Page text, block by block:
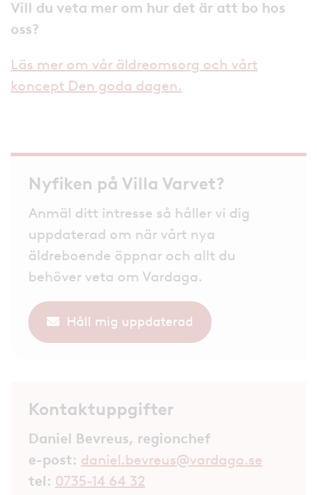
Vill du veta mer om hur det är att bo hos
oss?
Läs mer om vår äldreomsorg och vårt
koncept Den goda dagen.
Nyfiken på Villa Varvet?
Anmäl ditt intresse så håller vi dig
uppdaterad om när vårt nya
äldreboende öppnar och allt du
behöver veta om Vardaga.
Håll mig uppdaterad
Kontaktuppgifter
Daniel Bevreus, regionchef
e-post: daniel.bevreus@vardaga.se
tel: 0735-14 64 32